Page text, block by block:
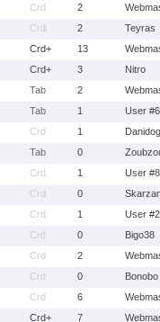
Crd 2
Crd 2
Teyras
Crd+ 13
Crd+ 3
Nitro
Tab 2
Tab 1
User
Crd 1
Danidog
Tab 0
Crd 1
User
Crd 0
Crd 1
User
Crd 0
Bigo38
Crd 2
Crd 0
Bonobo
Crd 6
Crd+ 7